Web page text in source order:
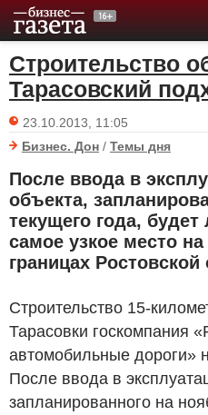
Строительство
Тарасовский
23.10.2013, 11:05
Бизнес. Дон / Темы дня
После ввода в
объекта,
текущего года,
самое узкое место
границах Ростовской
Строительство 15-
Тарасовки госкомпания
автомобильные дороги»
После ввода в
запланированного на